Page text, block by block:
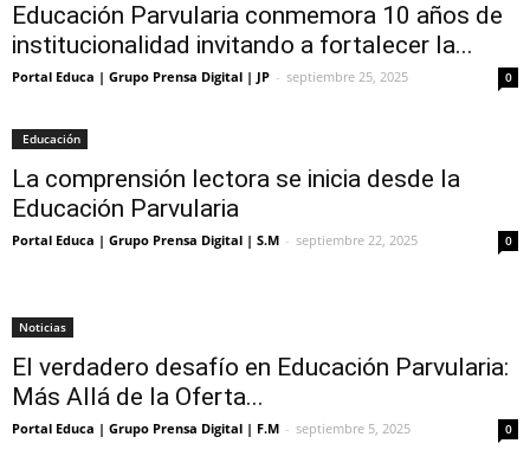
Educación Parvularia conmemora 10 años de
institucionalidad invitando a fortalecer la...
Portal Educa | Grupo Prensa Digital | JP - septiembre 25, 2025 0
Educación
La comprensión lectora se inicia desde la
Educación Parvularia
Portal Educa | Grupo Prensa Digital | S.M - septiembre 22, 2025 0
Noticias
El verdadero desafío en Educación Parvularia:
Más Allá de la Oferta...
Portal Educa | Grupo Prensa Digital | F.M - septiembre 5, 2025 0